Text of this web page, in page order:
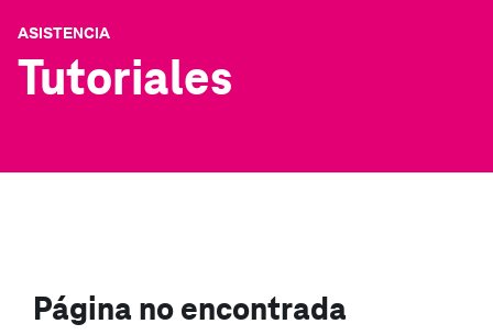
ASISTENCIA
Tutoriales